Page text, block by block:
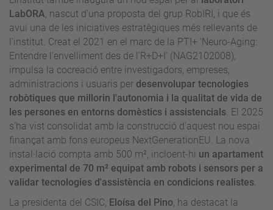
LabORA, nascut d'una proposta del grup RobIRI, i que és
avui una de les iniciatives estratègiques més rellevants de
l'institut. Creat el 2021 en el marc de la PTI+ 'Neuro-Aging:
Entendre l'envelliment des de l’R+D+I' (NAG2102008),
impulsa la cocreació entre investigadors, empreses,
administracions i usuaris per desenvolupar tecnologies
robòtiques que millorin l'autonomia i la qualitat de vida de
les persones en entorns domèstics i assistencials. El 2025
s'ha vist consolidat amb la construcció d'aquest nou espai
finançat amb fons europeus NextGenerationEU. La nova
instal·lació compta amb 500 m², incloent-hi un apartament
experimental de 70 m² equipat amb robots i sensors per a
validar tecnologies d'assistència en condicions realistes.
La presidenta del CSIC, Eloísa del Pino, ha destacat la